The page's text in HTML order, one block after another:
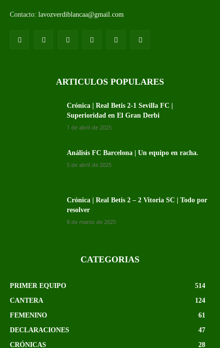
Contacto: lavozverdiblancaa@gmail.com
ARTICULOS POPULARES
Crónica | Real Betis 2-1 Sevilla FC |
Superioridad en El Gran Derbi
1 de abril de 2025
Análisis FC Barcelona | Un equipo en racha.
5 de abril de 2025
Crónica | Real Betis 2 – 2 Vitoria SC | Todo por
resolver
8 de marzo de 2025
CATEGORIAS
PRIMER EQUIPO
514
CANTERA
124
FEMENINO
61
DECLARACIONES
47
CRÓNICAS
28